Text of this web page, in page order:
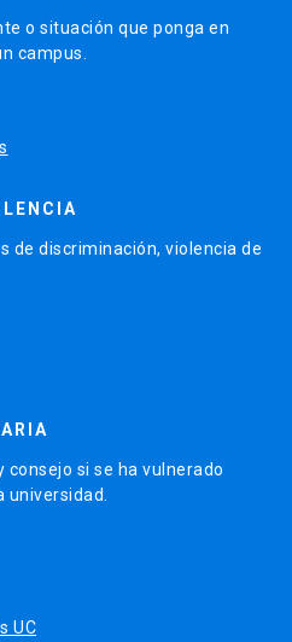
o situación que ponga en
campus.
de discriminación, violencia de
si se ha vulnerado
universidad.
UC